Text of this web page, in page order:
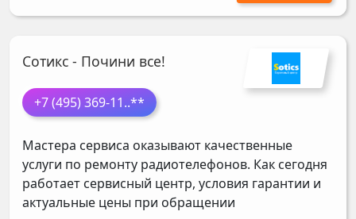
Сотикс - Почини все!
+7 (495) 369-11..**
Мастера сервиса оказывают качественные
услуги по ремонту радиотелефонов. Как сегодня
работает сервисный центр, условия гарантии и
актуальные цены при обращении